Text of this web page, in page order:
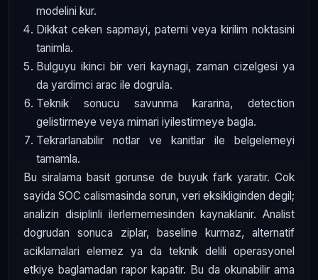
modelini kur.
Dikkat ceken sapmayi, paterni veya kirilim noktasini
tanimla.
Bulguyu ikinci bir veri kaynagi, zaman cizelgesi ya
da yardimci arac ile dogrula.
Teknik sonucu savunma kararina, detection
gelistirmeye veya mimari iyilestirmeye bagla.
Tekrarlanabilir notlar ve kanitlar ile belgelemeyi
tamamla.
Bu siralama basit gorunse de buyuk fark yaratir. Cok
sayida SOC calismasinda sorun, veri eksikliginden degil;
analizin disiplinli ilerlememesinden kaynaklanir. Analist
dogrudan sonuca ziplar, baseline kurmaz, alternatif
aciklamalari elemez ya da teknik delili operasyonel
etkiye baglamadan rapor kapatir. Bu da okunabilir ama